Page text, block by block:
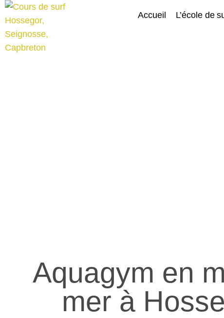
Accueil L’école de
Aquagym en
mer à